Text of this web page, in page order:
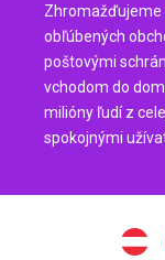
Zhromažďujeme
obľúbených
poštovými
vchodom do
milióny ľudí z
spokojnými